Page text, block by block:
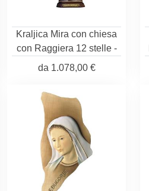
Kraljica Mira con chiesa
con Raggiera 12 stelle -
da 1.078,00 €